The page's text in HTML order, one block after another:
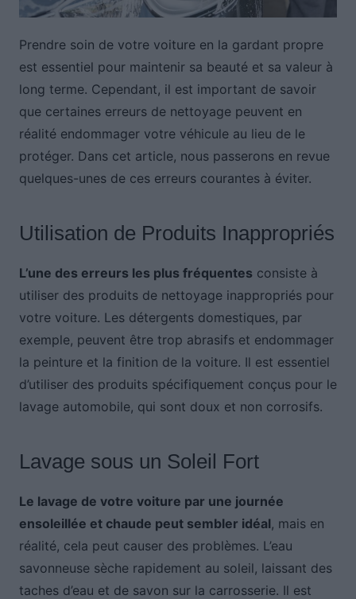
Prendre soin de votre voiture en la gardant propre
est essentiel pour maintenir sa beauté et sa valeur à
long terme. Cependant, il est important de savoir
que certaines erreurs de nettoyage peuvent en
réalité endommager votre véhicule au lieu de le
protéger. Dans cet article, nous passerons en revue
quelques-unes de ces erreurs courantes à éviter.
Utilisation de Produits Inappropriés
L’une des erreurs les plus fréquentes consiste à
utiliser des produits de nettoyage inappropriés pour
votre voiture. Les détergents domestiques, par
exemple, peuvent être trop abrasifs et endommager
la peinture et la finition de la voiture. Il est essentiel
d’utiliser des produits spécifiquement conçus pour le
lavage automobile, qui sont doux et non corrosifs.
Lavage sous un Soleil Fort
Le lavage de votre voiture par une journée
ensoleillée et chaude peut sembler idéal, mais en
réalité, cela peut causer des problèmes. L’eau
savonneuse sèche rapidement au soleil, laissant des
taches d’eau et de savon sur la carrosserie. Il est